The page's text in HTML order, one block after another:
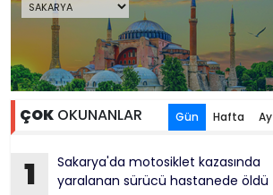
ÇOK OKUNANLAR Gün Hafta Ay
1
Sakarya'da motosiklet kazasında
yaralanan sürücü hastanede öldü